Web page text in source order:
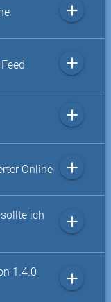
add
add
add
Online add
ich
add
1.4.0
add